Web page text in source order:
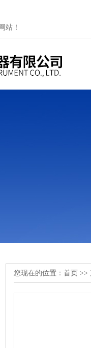
站！
您现在的位置： 首页 >>